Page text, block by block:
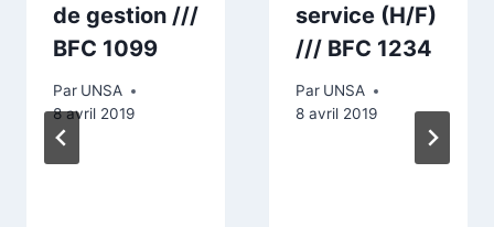
de gestion ///
BFC 1099
Par UNSA
8 avril 2019
service (H/F)
/// BFC 1234
Par UNSA
8 avril 2019